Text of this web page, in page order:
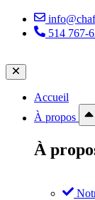
Aller
514 767-
Accueil
À propos
À